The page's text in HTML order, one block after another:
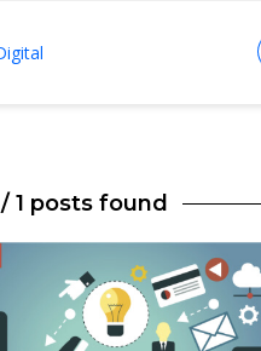
/ 1 posts found